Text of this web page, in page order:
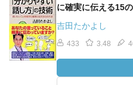
に確実に伝える15
吉田たかよし
433 3.48